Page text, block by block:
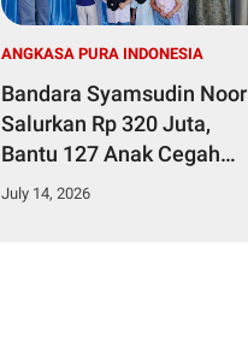
ANGKASA PURA INDONESIA
Bandara Syamsudin Noor
Salurkan Rp 320 Juta,
Bantu 127 Anak Cegah
Stunting hingga Renovasi
July 14, 2026